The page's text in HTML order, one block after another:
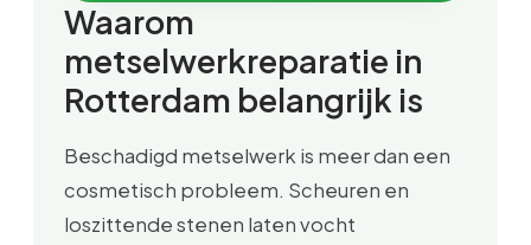
Waarom
metselwerkreparatie in
Rotterdam belangrijk is
Beschadigd metselwerk is meer dan een
cosmetisch probleem. Scheuren en
loszittende stenen laten vocht